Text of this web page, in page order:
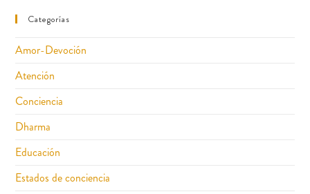
Categorías
Amor-Devoción
Atención
Conciencia
Dharma
Educación
Estados de conciencia